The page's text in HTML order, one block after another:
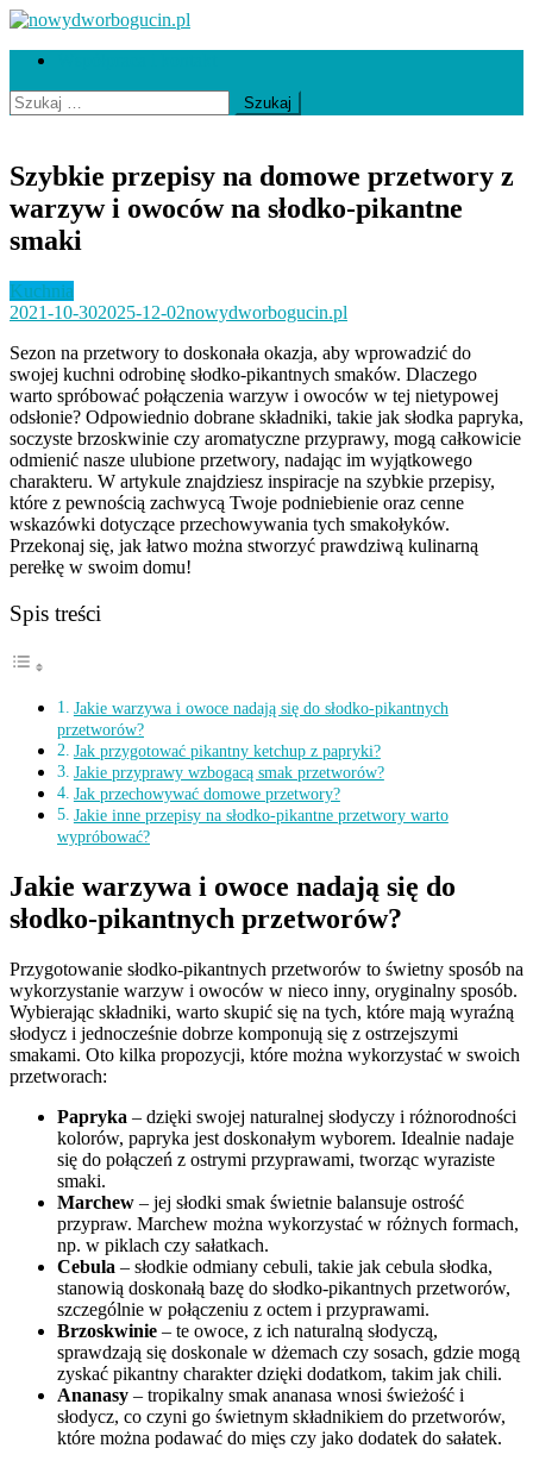
Skip
content
nowydworbogucin.pl
Szukaj:
Szybkie przepisy na domowe przetwory z
warzyw i owoców na słodko-pikantne
smaki
Kuchnia
2021-10-302025-12-02nowydworbogucin.pl
Sezon na przetwory to doskonała okazja, aby wprowadzić do
swojej kuchni odrobinę słodko-pikantnych smaków. Dlaczego
warto spróbować połączenia warzyw i owoców w tej nietypowej
odsłonie? Odpowiednio dobrane składniki, takie jak słodka papryka,
soczyste brzoskwinie czy aromatyczne przyprawy, mogą całkowicie
odmienić nasze ulubione przetwory, nadając im wyjątkowego
charakteru. W artykule znajdziesz inspiracje na szybkie przepisy,
które z pewnością zachwycą Twoje podniebienie oraz cenne
wskazówki dotyczące przechowywania tych smakołyków.
Przekonaj się, jak łatwo można stworzyć prawdziwą kulinarną
perełkę w swoim domu!
Spis treści
Jakie warzywa i owoce nadają się do słodko-pikantnych
przetworów?
Jak przygotować pikantny ketchup z papryki?
Jakie przyprawy wzbogacą smak przetworów?
Jak przechowywać domowe przetwory?
Jakie inne przepisy na słodko-pikantne przetwory warto
wypróbować?
Jakie warzywa i owoce nadają się do
słodko-pikantnych przetworów?
Przygotowanie słodko-pikantnych przetworów to świetny sposób na
wykorzystanie warzyw i owoców w nieco inny, oryginalny sposób.
Wybierając składniki, warto skupić się na tych, które mają wyraźną
słodycz i jednocześnie dobrze komponują się z ostrzejszymi
smakami. Oto kilka propozycji, które można wykorzystać w swoich
przetworach:
Papryka – dzięki swojej naturalnej słodyczy i różnorodności
kolorów, papryka jest doskonałym wyborem. Idealnie nadaje
się do połączeń z ostrymi przyprawami, tworząc wyraziste
smaki.
Marchew – jej słodki smak świetnie balansuje ostrość
przypraw. Marchew można wykorzystać w różnych formach,
np. w piklach czy sałatkach.
Cebula – słodkie odmiany cebuli, takie jak cebula słodka,
stanowią doskonałą bazę do słodko-pikantnych przetworów,
szczególnie w połączeniu z octem i przyprawami.
Brzoskwinie – te owoce, z ich naturalną słodyczą,
sprawdzają się doskonale w dżemach czy sosach, gdzie mogą
zyskać pikantny charakter dzięki dodatkom, takim jak chili.
Ananasy – tropikalny smak ananasa wnosi świeżość i
słodycz, co czyni go świetnym składnikiem do przetworów,
które można podawać do mięs czy jako dodatek do sałatek.